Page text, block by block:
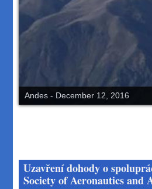
Andes - December 12, 2016
Uzavření dohody o
Society of Aeronautics and